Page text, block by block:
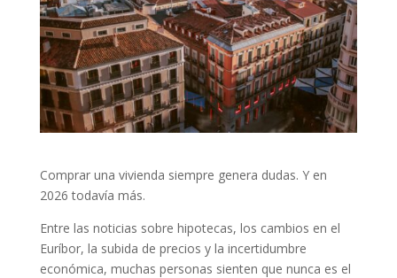
Comprar una vivienda siempre genera dudas. Y en
2026 todavía más.
Entre las noticias sobre hipotecas, los cambios en el
Euríbor, la subida de precios y la incertidumbre
económica, muchas personas sienten que nunca es el